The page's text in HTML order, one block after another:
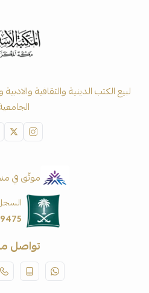
لبيع الكتب الدينية والثقافية
موثّق في
تواصل